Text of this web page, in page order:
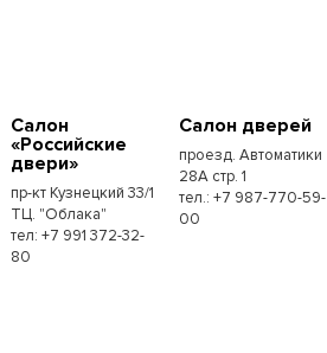
Салон
«Российские
двери»
пр-кт Кузнецкий 33/1
ТЦ. "Облака"
тел: +7 991 372-32-
80
Салон дверей
проезд. Автоматики
28А стр. 1
тел.: +7 987-770-59-
00